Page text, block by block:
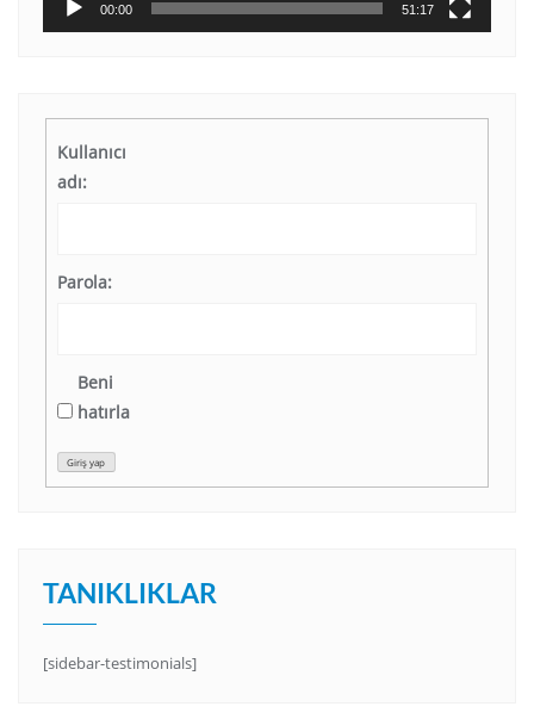
00:00 51:17
Kullanıcı
adı:
Parola:
Beni
hatırla
Giriş yap
TANIKLIKLAR
[sidebar-testimonials]